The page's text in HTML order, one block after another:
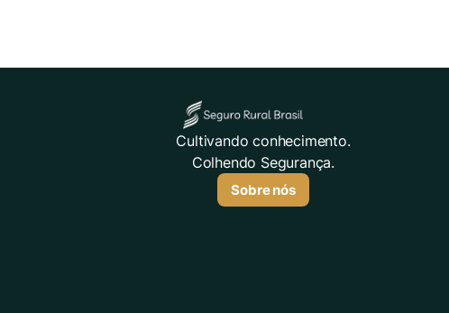
Cultivando conhecimento.
Colhendo Segurança.
Sobre nós